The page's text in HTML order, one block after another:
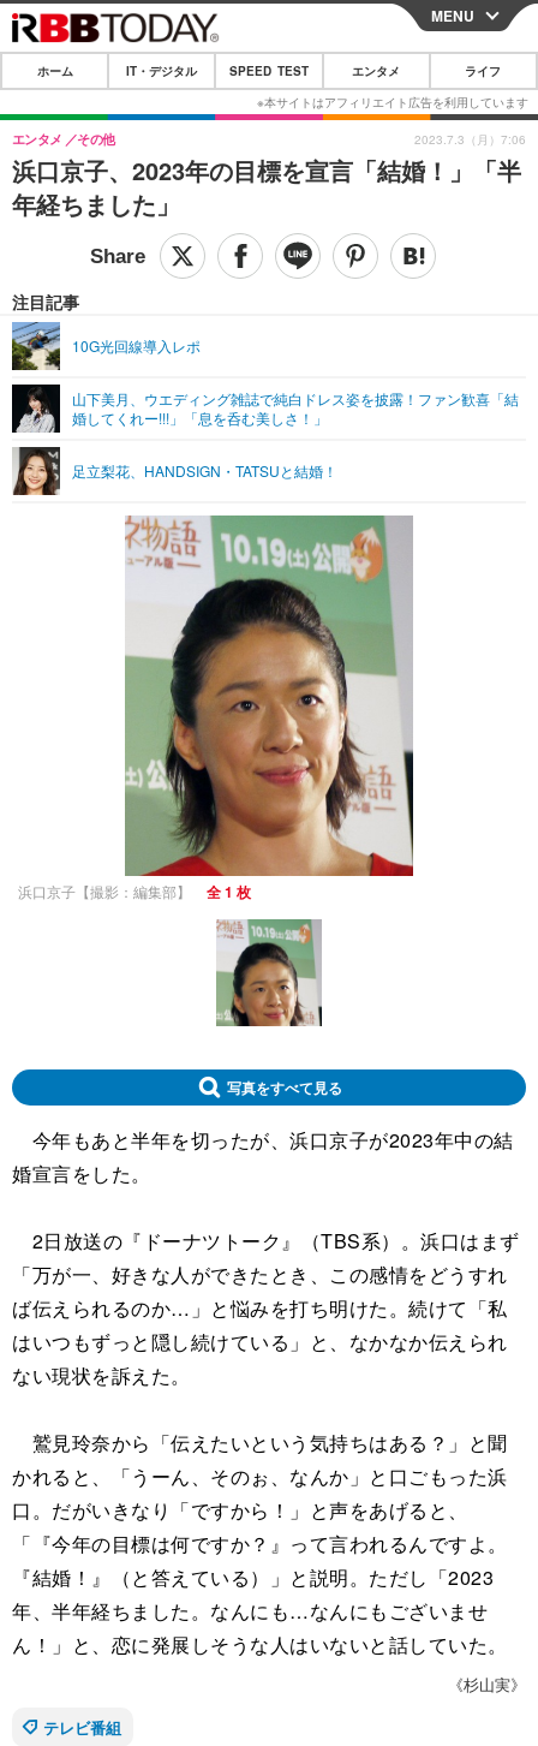
CLOSE
ホーム
IT・デジタル
IT・デジタルTOP スマートフォン
ショッピング その他
SPEED TEST
エンタメTOP 映画・ドラマ
グラビア
ショッピング
ライフTOP
その他
リリース一覧
プッシュ通知の停止方法
MENU
ホーム IT・デジタル SPEED TEST エンタメ ライフ
浜口京子、2023年の目標を宣言「結婚！」「半
年経ちました」
エンタメ その他
注目記事
10G光回線導入レポ
山下美月、ウエディング雑誌で純白ドレス姿を披露！ファン歓喜「結
婚してくれー!!!」「息を呑む美しさ！」
足立梨花、HANDSIGN・TATSUと結婚！
2023.7.3（月）7:06
浜口京子【撮影：編集部】 全 1 枚
写真をすべて見る
今年もあと半年を切ったが、浜口京子が2023年中の結
婚宣言をした。
2日放送の『ドーナツトーク』（TBS系）。浜口はまず
「万が一、好きな人ができたとき、この感情をどうすれ
ば伝えられるのか…」と悩みを打ち明けた。続けて「私
はいつもずっと隠し続けている」と、なかなか伝えられ
ない現状を訴えた。
鷲見玲奈から「伝えたいという気持ちはある？」と聞
かれると、「うーん、そのぉ、なんか」と口ごもった浜
口。だがいきなり「ですから！」と声をあげると、
「『今年の目標は何ですか？』って言われるんですよ。
『結婚！』（と答えている）」と説明。ただし「2023
年、半年経ちました。なんにも…なんにもございませ
ん！」と、恋に発展しそうな人はいないと話していた。
《杉山実》
テレビ番組